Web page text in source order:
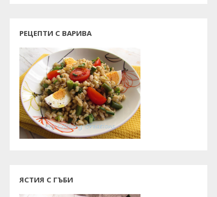
РЕЦЕПТИ С ВАРИВА
ЯСТИЯ С ГЪБИ